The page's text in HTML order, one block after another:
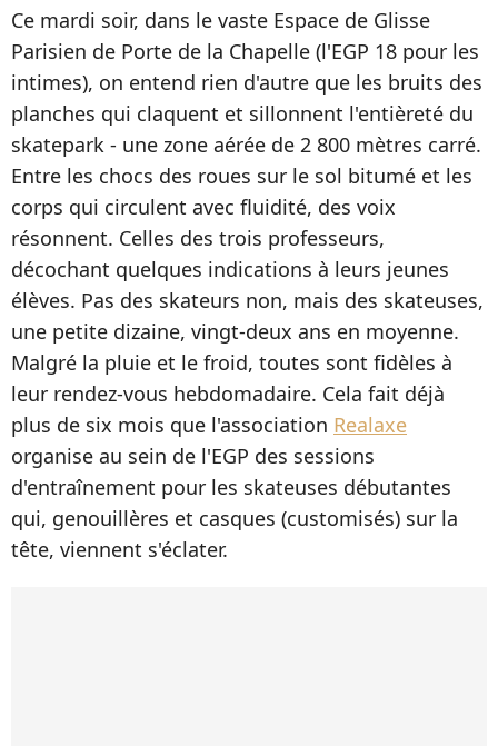
Ce mardi soir, dans le vaste Espace de Glisse
Parisien de Porte de la Chapelle (l'EGP 18 pour les
intimes), on entend rien d'autre que les bruits des
planches qui claquent et sillonnent l'entièreté du
skatepark - une zone aérée de 2 800 mètres carré.
Entre les chocs des roues sur le sol bitumé et les
corps qui circulent avec fluidité, des voix
résonnent. Celles des trois professeurs,
décochant quelques indications à leurs jeunes
élèves. Pas des skateurs non, mais des skateuses,
une petite dizaine, vingt-deux ans en moyenne.
Malgré la pluie et le froid, toutes sont fidèles à
leur rendez-vous hebdomadaire. Cela fait déjà
plus de six mois que l'association Realaxe
organise au sein de l'EGP des sessions
d'entraînement pour les skateuses débutantes
qui, genouillères et casques (customisés) sur la
tête, viennent s'éclater.